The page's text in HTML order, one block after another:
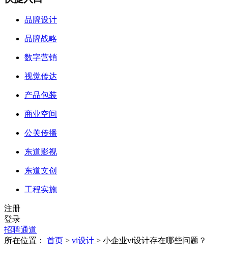
品牌设计
品牌战略
数字营销
视觉传达
产品包装
商业空间
公关传播
东道影视
东道文创
工程实施
注册
登录
招聘通道
所在位置： 首页 > vi设计 > 小企业vi设计存在哪些问题？